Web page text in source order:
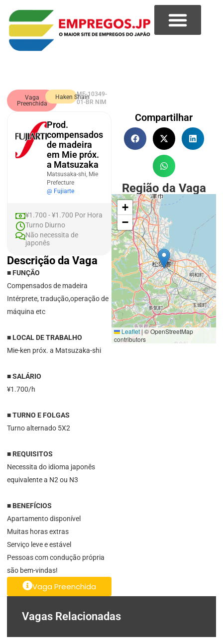
Vaga
Preenchida
Haken ShainME-10349-
01-BR NIM
Prod.
compensados
de madeira
em Mie próx.
a Matsuzaka
Matsusaka-shi, Mie
Prefecture
@ Fujiarte
¥1.700 - ¥1.700 Por Hora
Turno Diurno
Não necessita de
japonês
Descrição da Vaga
■ FUNÇÃO
Compensados de madeira
Intérprete, tradução,operação de
máquina etc
■ LOCAL DE TRABALHO
Mie-ken próx. a Matsuzaka-shi
■ SALÁRIO
¥1.700/h
■ TURNO E FOLGAS
Turno alternado 5X2
■ REQUISITOS
Necessita do idioma japonês
equivalente a N2 ou N3
■ BENEFÍCIOS
Apartamento disponível
Muitas horas extras
Serviço leve e estável
Pessoas com condução própria
são bem-vindas!
Vaga Preenchida
Compartilhar
Região da Vaga
+
−
Leaflet|© OpenStreetMap
contributors
Vagas Relacionadas